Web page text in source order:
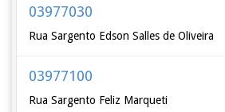
03977030
Rua Sargento Edson Salles de Oliveira
03977100
Rua Sargento Feliz Marqueti